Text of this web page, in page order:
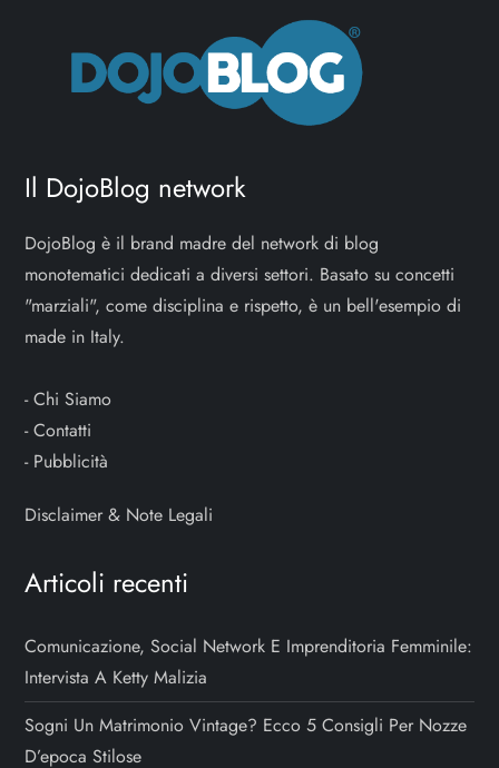
Il DojoBlog network
DojoBlog è il brand madre del network di blog
monotematici dedicati a diversi settori. Basato su concetti
"marziali", come disciplina e rispetto, è un bell'esempio di
made in Italy.
-Chi Siamo
-Contatti
- Pubblicità
Disclaimer & Note Legali
Articoli recenti
Comunicazione, Social Network E Imprenditoria Femminile:
Intervista A Ketty Malizia
Sogni Un Matrimonio Vintage? Ecco 5 Consigli Per Nozze
D’epoca Stilose